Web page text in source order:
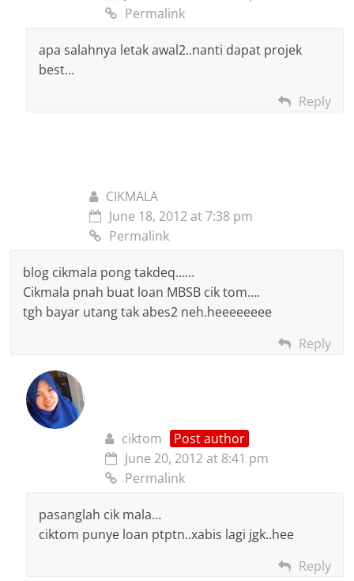
Permalink
apa salahnya letak awal2..nanti dapat projek
best…
Reply
CIKMALA
June 18, 2012 at 7:38 pm
Permalink
blog cikmala pong takdeq……
Cikmala pnah buat loan MBSB cik tom….
tgh bayar utang tak abes2 neh.heeeeeeee
Reply
ciktom
Post author
June 20, 2012 at 8:41 pm
Permalink
pasanglah cik mala…
ciktom punye loan ptptn..xabis lagi jgk..hee
Reply